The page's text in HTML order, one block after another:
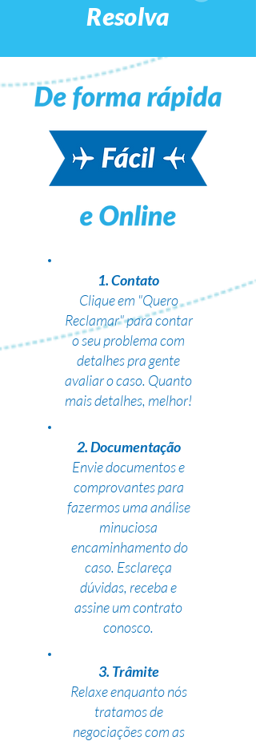
Resolva
1. Contato
Clique em "Quero
Reclamar" para contar
o seu problema com
detalhes pra gente
avaliar o caso. Quanto
mais detalhes, melhor!
2. Documentação
Envie documentos e
comprovantes para
fazermos uma análise
minuciosa
encaminhamento do
caso. Esclareça
dúvidas, receba e
assine um contrato
conosco.
3. Trâmite
Relaxe enquanto nós
tratamos de
negociações com as